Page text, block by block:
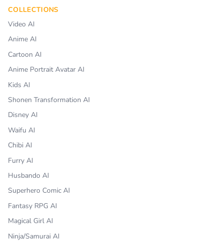
COLLECTIONS
Video AI
Anime AI
Cartoon AI
Anime Portrait Avatar AI
Kids AI
Shonen Transformation AI
Disney AI
Waifu AI
Chibi AI
Furry AI
Husbando AI
Superhero Comic AI
Fantasy RPG AI
Magical Girl AI
Ninja/Samurai AI